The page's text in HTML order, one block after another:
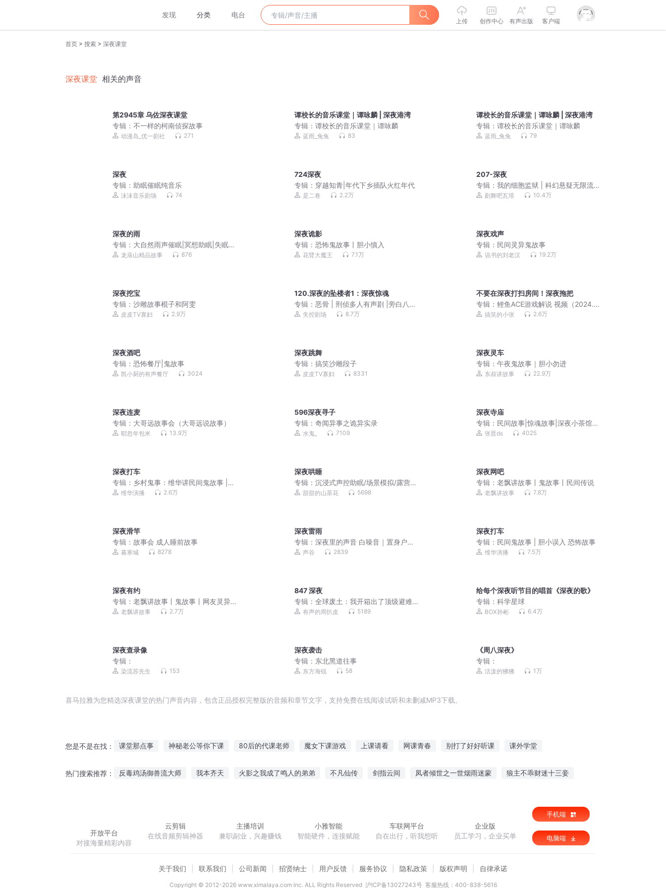
发现 分类 电台
上传 创作中心 有声出版 客户端
首页 > 搜索 > 深夜课堂
深夜课堂 相关的声音
第2945章 乌佐深夜课堂
专辑： 不一样的柯南侦探故事
动漫岛_优一剧社 271
谭校长的音乐课堂｜谭咏麟 | 深夜港湾
专辑：谭校长的音乐课堂｜谭咏麟
蓝雨_兔兔 83
谭校长的音乐课堂｜谭咏麟 | 深夜港湾
专辑：谭校长的音乐课堂｜谭咏麟
蓝雨_兔兔 79
深夜
专辑： 助眠催眠纯音乐
沫沫音乐剧场 74
724深夜
专辑： 穿越知青|年代下乡插队火红年代
是二卷 2.2万
207-深夜
专辑：我的细胞监狱 | 科幻悬疑无限流 |
3D精品多人剧
剧舞吧瓦塔 10.4万
深夜的雨
专辑： 大自然雨声催眠|冥想助眠|失眠患
者的福音
龙庙山精品故事 876
深夜诡影
专辑：恐怖鬼故事丨胆小慎入
花臂大魔王 7.1万
深夜戏声
专辑： 民间灵异鬼故事
说书的刘老汉 19.2万
深夜挖宝
专辑： 沙雕故事棍子和阿雯
皮皮TV寡妇 2.9万
120.深夜的坠楼者1：深夜惊魂
专辑：恶骨 | 刑侦多人有声剧 |旁白八千
里路&杜骁
失控剧场 8.7万
不要在深夜打扫房间！深夜拖把
专辑：鲤鱼ACE游戏解说 视频（2024.2
月更新）
搞笑的小张 2.6万
深夜酒吧
专辑： 恐怖餐厅|鬼故事
凯小厨的有声餐厅 3024
深夜跳舞
专辑：搞笑沙雕段子
皮皮TV寡妇 8331
深夜灵车
专辑：午夜鬼故事｜胆小勿进
东叔讲故事 22.9万
深夜连麦
专辑： 大哥远故事会（大哥远说故事）
耶忽年包米 13.9万
596深夜寻子
专辑：奇闻异事之诡异实录
水鬼_ 7109
深夜寺庙
专辑： 民间故事|惊魂故事|深夜小茶馆|
恐怖短篇|惊悚灵异
张晋ds 4025
深夜打车
专辑： 乡村鬼事：维华讲民间鬼故事 |
恐怖故事
维华演播 2.6万
深夜哄睡
专辑：沉浸式声控助眠/场景模拟/露营采
耳洗头应有尽有
甜甜的山茶花 5698
深夜网吧
专辑：老飘讲故事丨鬼故事丨民间传说
老飘讲故事 7.8万
深夜滑竿
专辑： 故事会 成人睡前故事
暮寒城 8278
深夜雷雨
专辑：深夜里的声音 白噪音｜置身户外
5分钟入睡
声谷 2839
深夜打车
专辑： 民间鬼故事 | 胆小误入 恐怖故事
维华演播 7.5万
深夜有约
专辑： 老飘讲故事丨鬼故事丨网友灵异
经历老飘讲故事 2.7万
847 深夜
专辑：全球废土：我开箱出了顶级避难
所丨免费精品多播
有声的周扒皮 5189
给每个深夜听节目的唱首《深夜的歌》
专辑：科学星球
BOX孙彬 6.4万
深夜查录像
专辑：
染流苏先生 153
深夜袭击
专辑： 东北黑道往事
东方海锐 58
《周八深夜》
专辑：
活泼的狒狒 1万
喜马拉雅为您精选深夜课堂的热门声音内容，包含正品授权完整版的音频和章节文字，支持免费在线阅读试听和未删减MP3下载。
您是不是在找： 课堂那点事 神秘老公等你下课 80后的代课老师 魔女下课游戏 上课请看 网课青春 别打了好好听课 课外学堂
热门搜索推荐： 反毒鸡汤御兽流大师 我本齐天 火影之我成了鸣人的弟弟 不凡仙传 剑指云间 凤者倾世之一世烟雨迷蒙 狼主不乖财迷十三妾
开放平台
对接海量精彩内容
云剪辑
在线音频剪辑神器
主播培训
兼职副业，兴趣赚钱
小雅智能
智能硬件，连接赋能
车联网平台
自在出行，听我想听
企业版
员工学习，企业买单
手机端
电脑端
关于我们 联系我们 公司新闻 招贤纳士 用户反馈 服务协议 隐私政策 版权声明 自律承诺
Copyright © 2012-2026www.ximalaya.com lnc. ALL Rights Reserved 沪ICP备13027243号 客服热线：400-838-5616